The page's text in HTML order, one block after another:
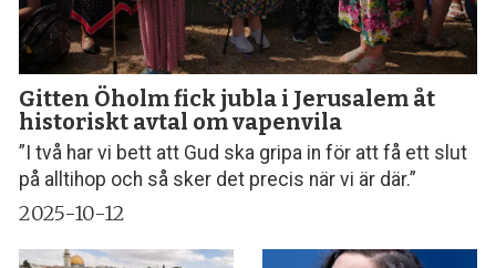
Gitten Öholm fick jubla i Jerusalem åt
historiskt avtal om vapenvila
”I två har vi bett att Gud ska gripa in för att få ett slut
på alltihop och så sker det precis när vi är där.”
2025-10-12